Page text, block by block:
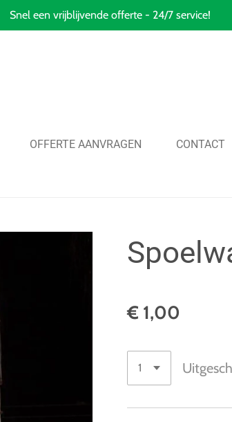
Snel een vrijblijvende offerte - 24/7 service!
OFFERTE AANVRAGEN CONTACT
€ 1,00